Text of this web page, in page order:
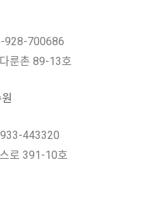
700686
룬촌 89-13호
443320
로 391-10호